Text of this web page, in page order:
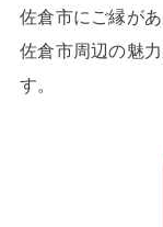
佐倉市にご縁が
佐倉市周辺の魅
す。